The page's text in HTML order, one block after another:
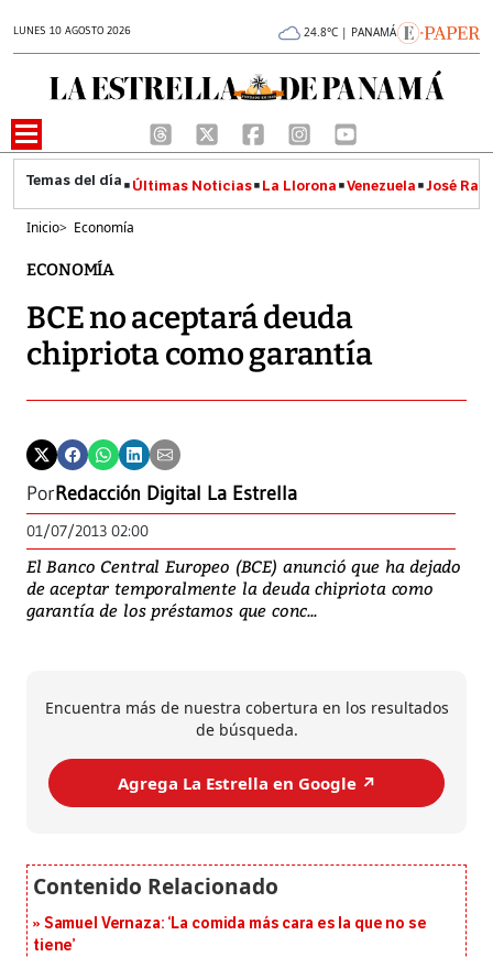
LUNES 10 AGOSTO 2026 24.8°C | PANAMÁ
Últimas Noticias La Llorona Venezuela José
Inicio> Economía
ECONOMÍA
BCE no aceptará deuda
chipriota como garantía
PorRedacción Digital La Estrella
01/07/2013 02:00
El Banco Central Europeo (BCE) anunció que ha dejado
de aceptar temporalmente la deuda chipriota como
garantía de los préstamos que conc...
Encuentra más de nuestra cobertura en los resultados
de búsqueda.
Agrega La Estrella en Google ↗️
Samuel Vernaza: ‘La comida más cara es la que no se
tiene’